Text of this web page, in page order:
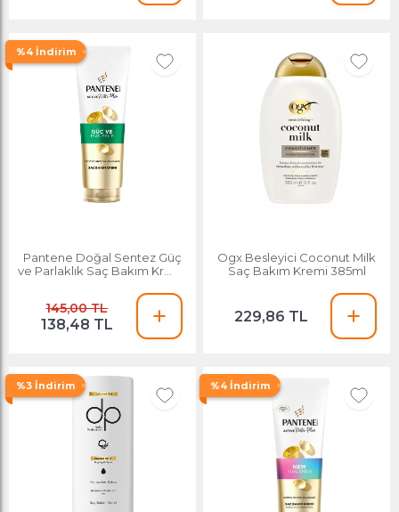
%4 İndirim
Pantene Doğal Sentez Güç
ve Parlaklık Saç Bakım Kremi
145,00 TL
138,48 TL
Ogx Besleyici Coconut Milk
Saç Bakım Kremi 385ml
229,86 TL
%3 İndirim %4 İndirim